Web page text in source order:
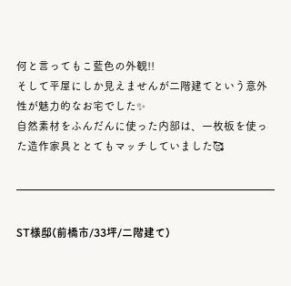
何と言ってもこ藍色の外観!!
そして平屋にしか見えませんが二階建てという意外
性が魅力的なお宅でした✨
自然素材をふんだんに使った内部は、一枚板を使っ
た造作家具ととてもマッチしていました🥰
ST様邸(前橋市/33坪/二階建て)